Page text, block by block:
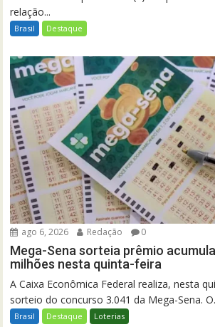
relação...
Brasil Destaque
ago 6, 2026 Redação 0
Mega-Sena sorteia prêmio
milhões nesta quinta-feira
A Caixa Econômica Federal realiza, nesta
sorteio do concurso 3.041 da Mega-Sena.
Brasil Destaque Loterias